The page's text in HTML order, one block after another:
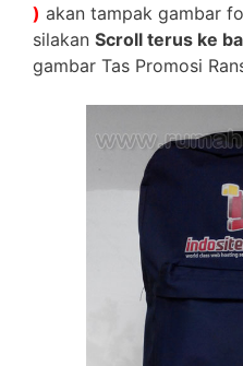
) akan tampak gambar
silakan Scroll terus ke
gambar Tas Promosi